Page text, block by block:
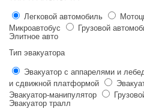
Легковой автомобиль
Микроавтобус
Грузовой
Элитное авто
Тип эвакуатора
Эвакуатор с аппарелями и
и сдвижной платформой
Эвакуатор-манипулятор
Эвакуатор тралл